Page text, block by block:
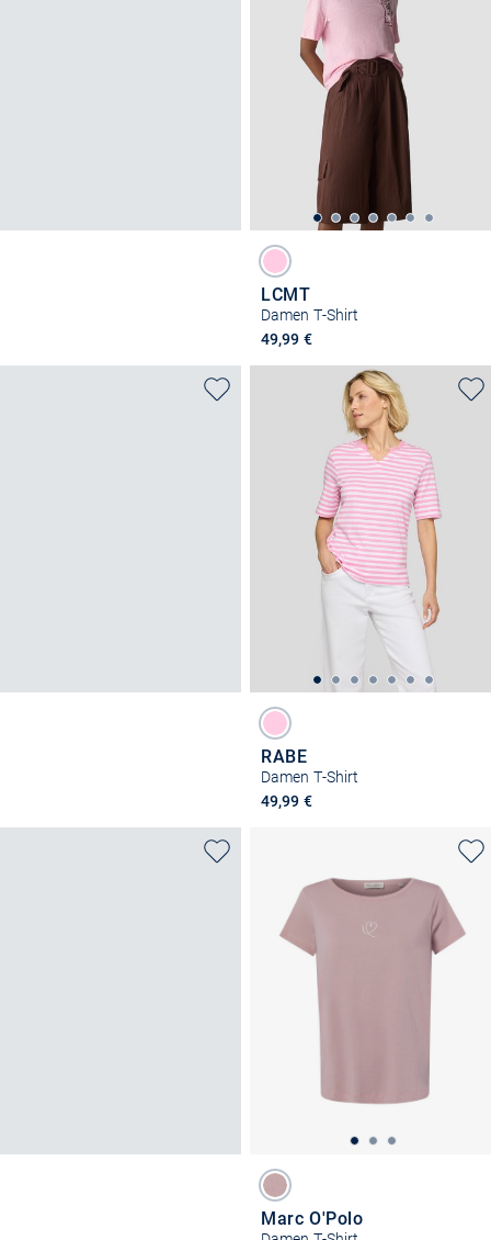
LCMT
Damen T-Shirt
49,99 €
RABE
Damen T-Shirt
49,99 €
Marc O'Polo